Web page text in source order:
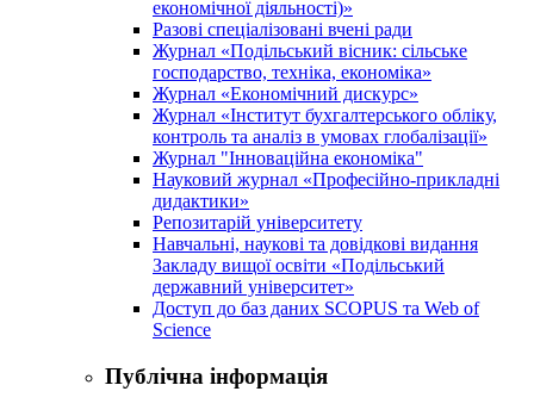
економічної діяльності)»
Разові спеціалізовані вчені ради
Журнал «Подільський вісник: сільське
господарство, техніка, економіка»
Журнал «Економічний дискурс»
Журнал «Інститут бухгалтерського обліку,
контроль та аналіз в умовах глобалізації»
Журнал "Інноваційна економіка"
Науковий журнал «Професійно-прикладні
дидактики»
Репозитарій університету
Навчальні, наукові та довідкові видання
Закладу вищої освіти «Подільський
державний університет»
Доступ до баз даних SCOPUS та Web of
Science
Публічна інформація